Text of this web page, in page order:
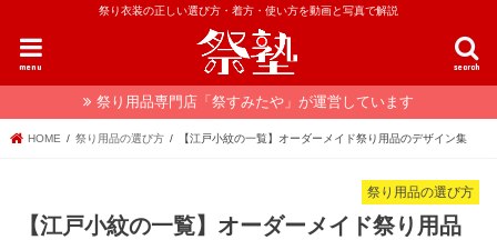
祭り衣装の正しい選び方・着方・使い方を動画と写真で解説
search
menu
祭り用品専門店「祭すみたや」が運営しています
HOME 祭り用品の選び方 【江戸小紋の一覧】オーダーメイド祭り用品のデザイン集
祭り用品の選び方
【江戸小紋の一覧】オーダーメイド祭り用品